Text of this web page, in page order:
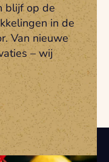
blijf op de
in de
Van nieuwe
– wij